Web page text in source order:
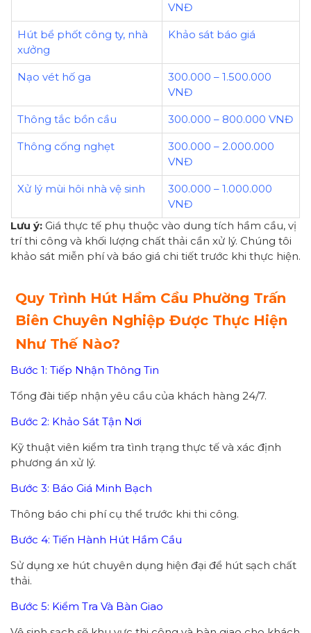
VNĐ
Hút bể phốt công ty, nhà
xưởng
Khảo sát báo giá
Nạo vét hố ga
300.000 – 1.500.000
VNĐ
Thông tắc bồn cầu 300.000 – 800.000 VNĐ
Thông cống nghẹt
300.000 – 2.000.000
VNĐ
Xử lý mùi hôi nhà vệ sinh
300.000 – 1.000.000
VNĐ
Lưu ý: Giá thực tế phụ thuộc vào dung tích hầm cầu, vị
trí thi công và khối lượng chất thải cần xử lý. Chúng tôi
khảo sát miễn phí và báo giá chi tiết trước khi thực hiện.
Quy Trình Hút Hầm Cầu Phường Trấn
Biên Chuyên Nghiệp Được Thực Hiện
Như Thế Nào?
Bước 1: Tiếp Nhận Thông Tin
Tổng đài tiếp nhận yêu cầu của khách hàng 24/7.
Bước 2: Khảo Sát Tận Nơi
Kỹ thuật viên kiểm tra tình trạng thực tế và xác định
phương án xử lý.
Bước 3: Báo Giá Minh Bạch
Thông báo chi phí cụ thể trước khi thi công.
Bước 4: Tiến Hành Hút Hầm Cầu
Sử dụng xe hút chuyên dụng hiện đại để hút sạch chất
thải.
Bước 5: Kiểm Tra Và Bàn Giao